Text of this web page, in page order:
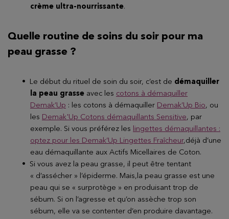
crème ultra-nourrissante.
Quelle routine de soins du soir pour ma
peau grasse ?
Le début du rituel de soin du soir, c’est de démaquiller
la peau grasse avec les cotons à démaquiller
Demak’Up : les cotons à démaquiller Demak’Up Bio, ou
les Demak'Up Cotons démaquillants Sensitive, par
exemple. Si vous préférez les lingettes démaquillantes :
optez pour les Demak’Up Lingettes Fraîcheur,déjà d’une
eau démaquillante aux Actifs Micellaires de Coton.
Si vous avez la peau grasse, il peut être tentant
« d’assécher » l’épiderme. Mais,la peau grasse est une
peau qui se « surprotège » en produisant trop de
sébum. Si on l’agresse et qu’on assèche trop son
sébum, elle va se contenter d’en produire davantage.